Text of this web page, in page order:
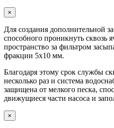
×
Для создания дополнительной
способного проникнуть сквозь
пространство за фильтром
фракции 5х10 мм.
Благодаря этому срок службы
несколько раз и система
защищена от мелкого песка,
движущиеся части насоса и
×